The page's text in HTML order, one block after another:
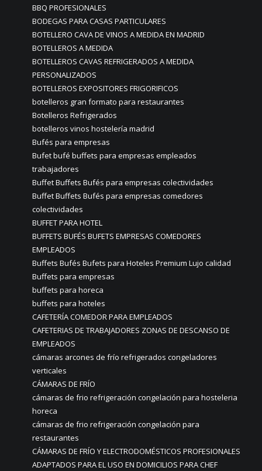
BBQ PROFESIONALES
BODEGAS PARA CASAS PARTICULARES
BOTELLERO CAVA DE VINOS A MEDIDA EN MADRID
BOTELLEROS A MEDIDA
BOTELLEROS CAVAS REFRIGERADOS A MEDIDA
PERSONALIZADOS
BOTELLEROS EXPOSITORES FRIGORIFICOS
botelleros gran formato para restaurantes
Botelleros Refrigerados
botelleros vinos hostelería madrid
Bufés para empresas
Bufet bufé buffets para empresas empleados
trabajadores
Buffet Buffets Bufés para empresas colectividades
Buffet Buffets Bufés para empresas comedores
colectividades
BUFFET PARA HOTEL
BUFFETS BUFÉS BUFETS EMPRESAS COMEDORES
EMPLEADOS
Buffets Bufés Bufets para Hoteles Premium Lujo calidad
Buffets para empresas
buffets para horeca
buffets para hoteles
CAFETERÍA COMEDOR PARA EMPLEADOS
CAFETERIAS DE TRABAJADORES ZONAS DE DESCANSO DE
EMPLEADOS
cámaras arcones de frío refrigerados congeladores
verticales
CÁMARAS DE FRÍO
cámaras de frio refrigeración congelación para hosteleria
horeca
cámaras de frio refrigeración congelación para
restaurantes
CÁMARAS DE FRÍO Y ELECTRODOMÉSTICOS PROFESIONALES
ADAPTADOS PARA EL USO EN DOMICILIOS PARA CHEF